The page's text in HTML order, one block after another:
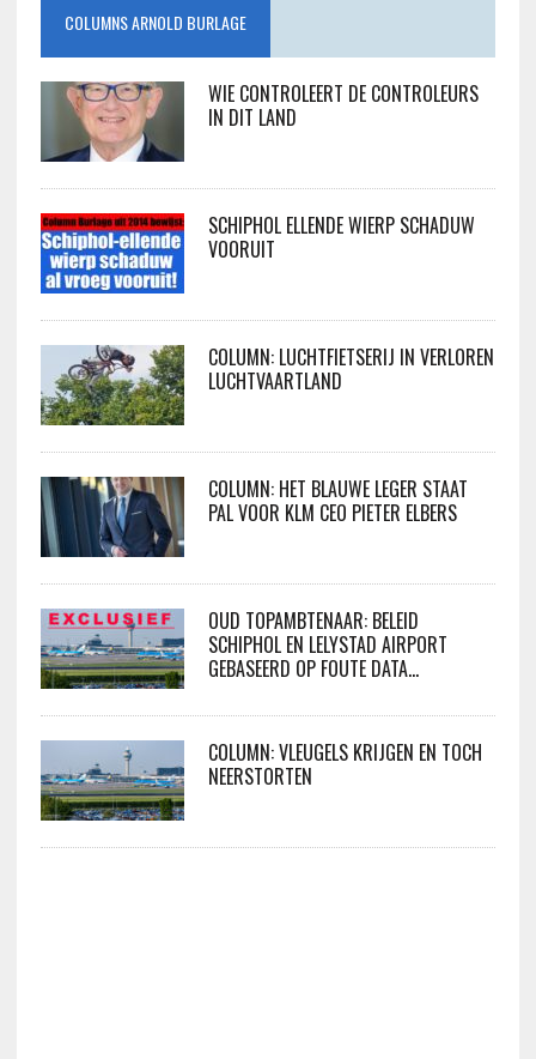
COLUMNS ARNOLD BURLAGE
WIE CONTROLEERT DE CONTROLEURS
IN DIT LAND
SCHIPHOL ELLENDE WIERP SCHADUW
VOORUIT
COLUMN: LUCHTFIETSERIJ IN VERLOREN
LUCHTVAARTLAND
COLUMN: HET BLAUWE LEGER STAAT
PAL VOOR KLM CEO PIETER ELBERS
OUD TOPAMBTENAAR: BELEID
SCHIPHOL EN LELYSTAD AIRPORT
GEBASEERD OP FOUTE DATA…
COLUMN: VLEUGELS KRIJGEN EN TOCH
NEERSTORTEN